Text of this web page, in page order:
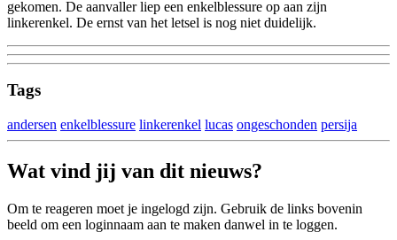
gekomen. De aanvaller liep een enkelblessure op aan zijn
linkerenkel. De ernst van het letsel is nog niet duidelijk.
Tags
andersen enkelblessure linkerenkel lucas ongeschonden persija
Wat vind jij van dit nieuws?
Om te reageren moet je ingelogd zijn. Gebruik de links bovenin
beeld om een loginnaam aan te maken danwel in te loggen.